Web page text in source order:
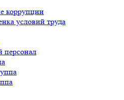
коррупции
условий труда
персонал